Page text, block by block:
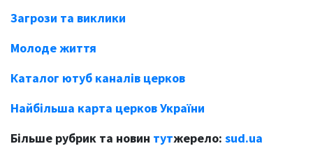
Загрози та виклики
Молоде життя
Каталог ютуб каналів церков
Найбільша карта церков України
Більше рубрик та новин тутжерело: sud.ua